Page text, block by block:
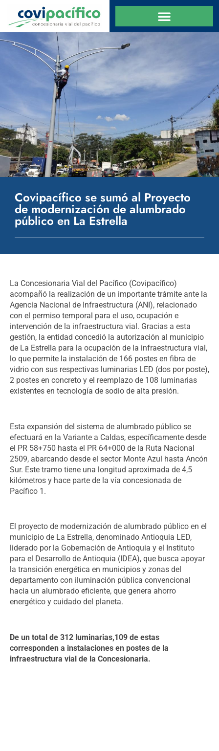
Covipacífico se sumó al Proyecto
de modernización de alumbrado
público en La Estrella
La Concesionaria Vial del Pacífico (Covipacífico)
acompañó la realización de un importante trámite ante la
Agencia Nacional de Infraestructura (ANI), relacionado
con el permiso temporal para el uso, ocupación e
intervención de la infraestructura vial. Gracias a esta
gestión, la entidad concedió la autorización al municipio
de La Estrella para la ocupación de la infraestructura vial,
lo que permite la instalación de 166 postes en fibra de
vidrio con sus respectivas luminarias LED (dos por poste),
2 postes en concreto y el reemplazo de 108 luminarias
existentes en tecnología de sodio de alta presión.
Esta expansión del sistema de alumbrado público se
efectuará en la Variante a Caldas, específicamente desde
el PR 58+750 hasta el PR 64+000 de la Ruta Nacional
2509, abarcando desde el sector Monte Azul hasta Ancón
Sur. Este tramo tiene una longitud aproximada de 4,5
kilómetros y hace parte de la vía concesionada de
Pacífico 1.
El proyecto de modernización de alumbrado público en el
municipio de La Estrella, denominado Antioquia LED,
liderado por la Gobernación de Antioquia y el Instituto
para el Desarrollo de Antioquia (IDEA), que busca apoyar
la transición energética en municipios y zonas del
departamento con iluminación pública convencional
hacia un alumbrado eficiente, que genera ahorro
energético y cuidado del planeta.
De un total de 312 luminarias,109 de estas
corresponden a instalaciones en postes de la
infraestructura vial de la Concesionaria.